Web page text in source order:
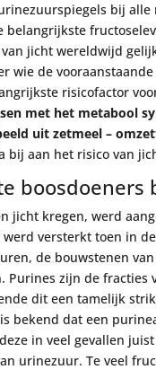
bij alle
belangrijkste
jicht wereldwijd
wie de
risicofactor
met het metabool
uit zetmeel –
bij aan het risico van
boosdoeners
jicht kregen, werd
versterkt toen in
de bouwstenen
Purines zijn de
dit een tamelijk
bekend dat een
in veel gevallen
urinezuur. Te veel